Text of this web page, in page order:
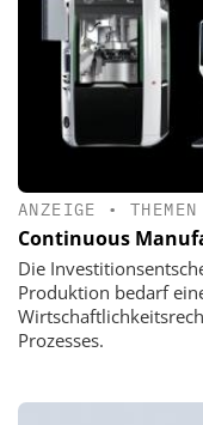
ANZEIGE •THEMEN
Continuous
Die
Produktion bedarf
Prozesses.